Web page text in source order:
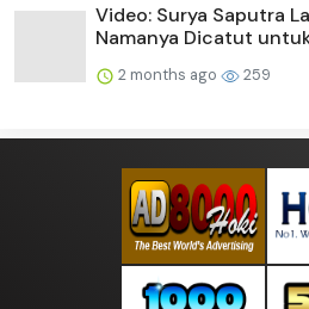
Video: Surya Saputra
Namanya Dicatut
2 months ago 259